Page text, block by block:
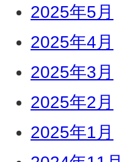
2025年5月
2025年4月
2025年3月
2025年2月
2025年1月